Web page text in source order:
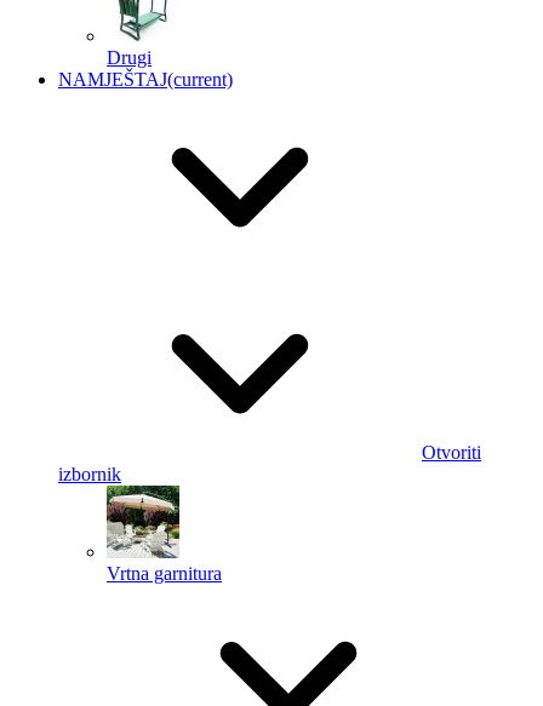
Drugi
NAMJEŠTAJ(current)
Otvoriti
izbornik
Vrtna garnitura